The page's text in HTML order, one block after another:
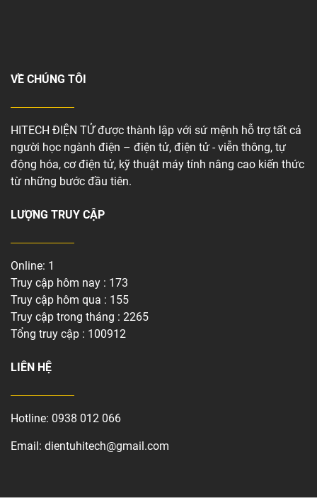
VỀ CHÚNG TÔI
HITECH ĐIỆN TỬ được thành lập với sứ mệnh hỗ trợ tất cả
người học ngành điện – điện tử, điện tử - viễn thông, tự
động hóa, cơ điện tử, kỹ thuật máy tính nâng cao kiến thức
từ những bước đầu tiên.
LƯỢNG TRUY CẬP
Online: 1
Truy cập hôm nay : 173
Truy cập hôm qua : 155
Truy cập trong tháng : 2265
Tổng truy cập : 100912
LIÊN HỆ
Hotline: 0938 012 066
Email: dientuhitech@gmail.com